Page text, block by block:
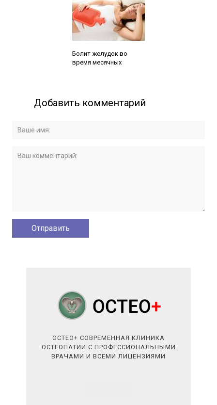
Болит желудок во
время месячных
Добавить комментарий
ОСТЕО+ СОВРЕМЕННАЯ КЛИНИКА
ОСТЕОПАТИИ С ПРОФЕССИОНАЛЬНЫМИ
ВРАЧАМИ И ВСЕМИ ЛИЦЕНЗИЯМИ